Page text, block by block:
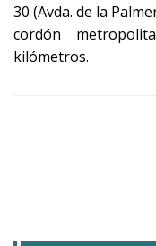
30 (Avda. de la
cordón
kilómetros.